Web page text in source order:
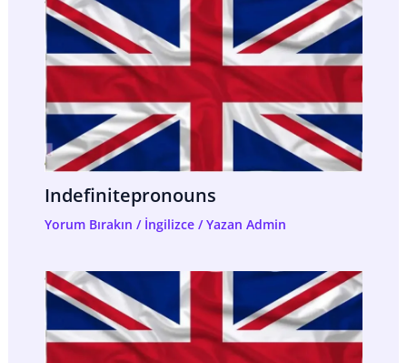
Indefinitepronouns
Yorum Bırakın / İngilizce/ Yazan Admin